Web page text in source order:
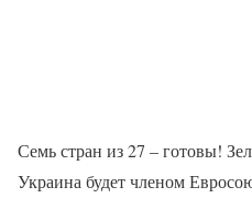
Семь стран из 27 – готовы!
Украина будет членом